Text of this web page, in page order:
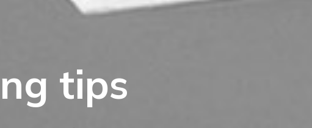
tips